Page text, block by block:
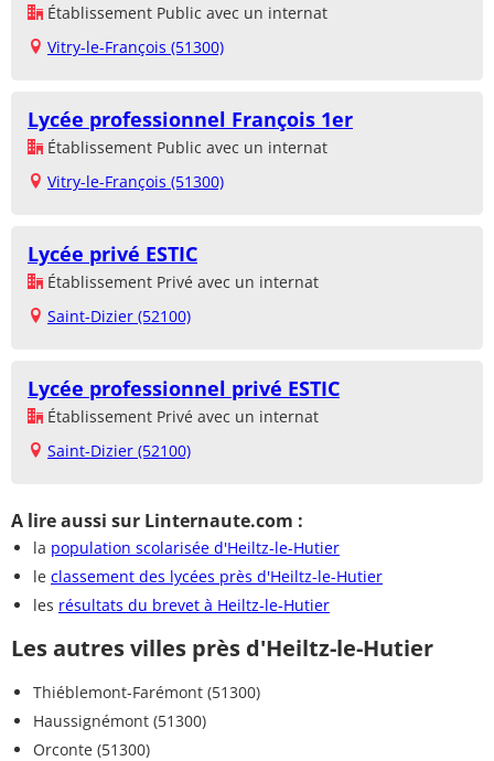
Établissement Public avec un internat
Vitry-le-François (51300)
Lycée professionnel François 1er
Établissement Public avec un internat
Vitry-le-François (51300)
Lycée privé ESTIC
Établissement Privé avec un internat
Saint-Dizier (52100)
Lycée professionnel privé ESTIC
Établissement Privé avec un internat
Saint-Dizier (52100)
A lire aussi sur Linternaute.com :
la population scolarisée d'Heiltz-le-Hutier
le classement des lycées près d'Heiltz-le-Hutier
les résultats du brevet à Heiltz-le-Hutier
Les autres villes près d'Heiltz-le-Hutier
Thiéblemont-Farémont (51300)
Haussignémont (51300)
Orconte (51300)